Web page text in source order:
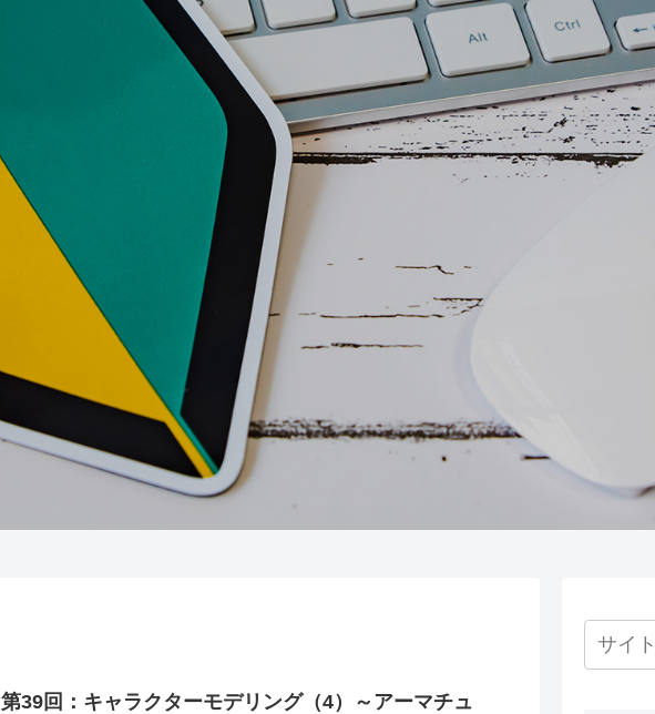
第39回：キャラクターモデリング（4）～アーマチュ